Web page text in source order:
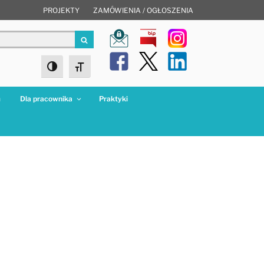
PROJEKTY ZAMÓWIENIA / OGŁOSZENIA
Szukaj
Toggle High Contrast
Toggle Font size
Dla pracownika Praktyki